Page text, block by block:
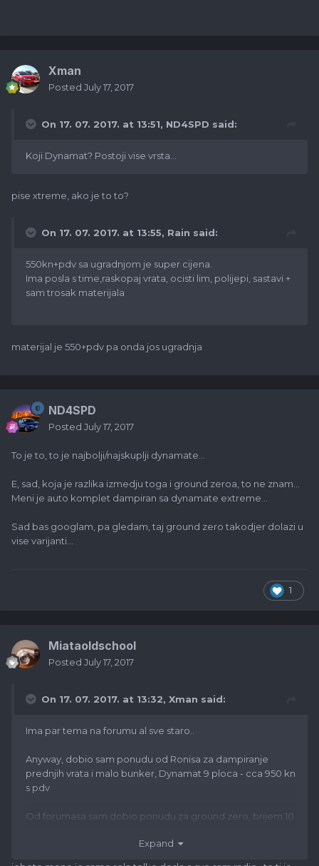
Xman
Posted July 17, 2017
On 17. 07. 2017. at 13:51, ND4SPD said:
Koji Dynamat? Postoji vise vrsta...
pise xtreme, ako je to to?
On 17. 07. 2017. at 13:55, Rain said:
550kn+pdv sa ugradnjom je super cijena.
Ima posla s time,raskopaj vrata, ocisti lim, polijepi, sastavi +
sam trosak materijala
materijal je 550+pdv pa onda jos ugradnja
ND4SPD
Posted July 17, 2017
To je to, to je najbolji/najskuplji dynamate...
E, sad, koja je razlika izmedju toga i ground zeroa, to ne znam...
Meni je auto komplet dampiran sa dynamate extreme...
Sad bas googlam, pa gledam, taj ground zero takodjer dolazi u
vise varijanti...
1
Miataoldschool
Posted July 17, 2017
On 17. 07. 2017. at 13:32, Xman said:
Ima par tema na forumu al sve staro..
Anyway, dobio sam ponudu od Ronisa za dampiranje
prednjih vrata i malo bunker, Dynamat 9 ploca - cca 950 kn
s pdv
Od forumasa sam dobio ponudu za ground zero, brijem 10
Expand